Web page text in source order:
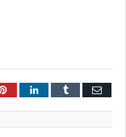
PinterestLinkedInTumblr Email